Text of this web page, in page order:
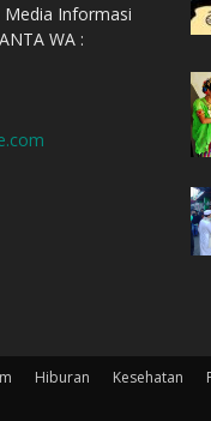
Media Informasi
WA :
Hiburan Kesehatan